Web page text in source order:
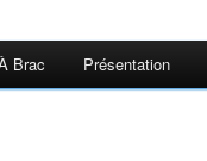
Brac Présentation